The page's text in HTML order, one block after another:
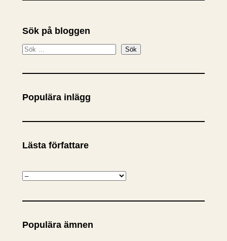
Sök på bloggen
S
k
Sök
Populära inlägg
Lästa författare
K
t
g
Populära ämnen